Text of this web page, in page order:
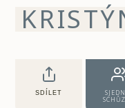
SDÍLET